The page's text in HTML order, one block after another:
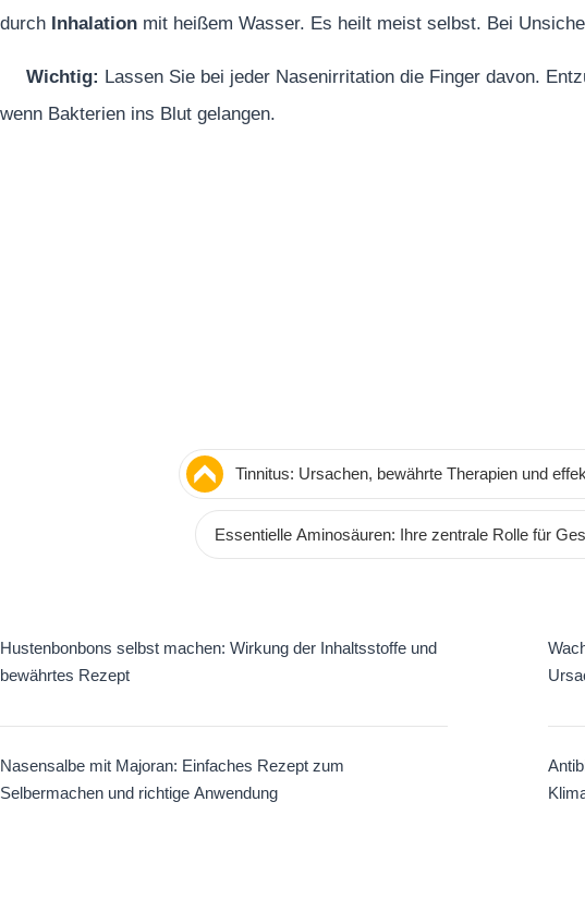
durch Inhalation mit heißem Wasser. Es heilt meist selbst. Bei
Wichtig: Lassen Sie bei jeder Nasenirritation die Finger davon.
wenn Bakterien ins Blut gelangen.
Tinnitus: Ursachen, bewährte Therapien und
Ohrgeräusche
Essentielle Aminosäuren: Ihre zentrale Rolle für
Hustenbonbons selbst machen: Wirkung der Inhaltsstoffe und
bewährtes Rezept
Nasensalbe mit Majoran: Einfaches Rezept zum
Selbermachen und richtige Anwendung